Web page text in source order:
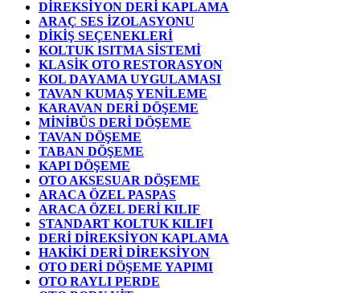
DİREKSİYON DERİ KAPLAMA
ARAÇ SES İZOLASYONU
DİKİŞ SEÇENEKLERİ
KOLTUK ISITMA SİSTEMİ
KLASİK OTO RESTORASYON
KOL DAYAMA UYGULAMASI
TAVAN KUMAŞ YENİLEME
KARAVAN DERİ DÖŞEME
MİNİBÜS DERİ DÖŞEME
TAVAN DÖŞEME
TABAN DÖŞEME
KAPI DÖŞEME
OTO AKSESUAR DÖŞEME
ARACA ÖZEL PASPAS
ARACA ÖZEL DERİ KILIF
STANDART KOLTUK KILIFI
DERİ DİREKSİYON KAPLAMA
HAKİKİ DERİ DİREKSİYON
OTO DERİ DÖŞEME YAPIMI
OTO RAYLI PERDE